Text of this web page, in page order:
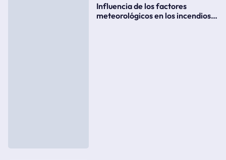
Influencia de los factores
meteorológicos en los incendios